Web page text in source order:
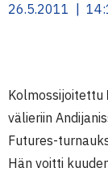
26.5.2011 |
Kolmossijoitettu
välieriin
Futures-
Hän voitti